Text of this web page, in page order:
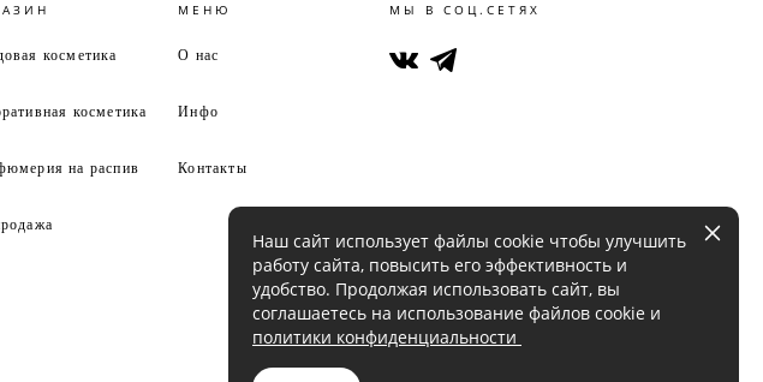
косметика
косметика
на распив
МЕНЮ
О нас
Инфо
Контакты
МЫ В СОЦ.СЕТЯХ
Наш сайт использует файлы cookie чтобы улучшить
работу сайта, повысить его эффективность и
удобство. Продолжая использовать сайт, вы
соглашаетесь на использование файлов cookie и
политики конфиденциальности